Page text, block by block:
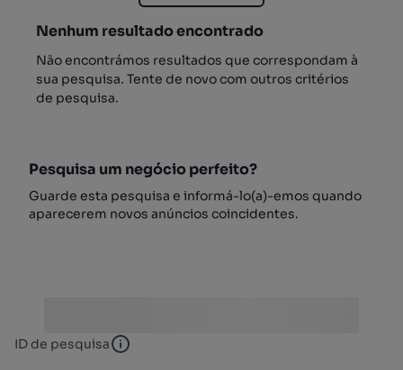
Nenhum resultado encontrado
Não encontrámos resultados que correspondam à
sua pesquisa. Tente de novo com outros critérios
de pesquisa.
Pesquisa um negócio perfeito?
Guarde esta pesquisa e informá-lo(a)-emos quando
aparecerem novos anúncios coincidentes.
ID de pesquisa ID de pesquisa